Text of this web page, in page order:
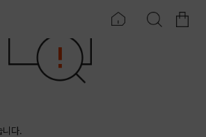
니다.